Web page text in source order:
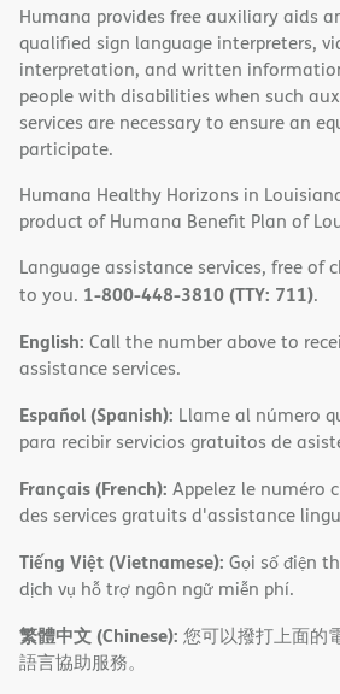
Humana provides free auxiliary aids
qualified sign language interpreters,
interpretation, and written
people with disabilities when such
services are necessary to ensure an
participate.
Humana Healthy Horizons in
product of Humana Benefit Plan of
Language assistance services, free of
to you. 1-800-448-3810 (TTY: 711).
English: Call the number above to
assistance services.
Español (Spanish): Llame al número
para recibir servicios gratuitos de
Français (French): Appelez le numéro
des services gratuits d'assistance
Tiếng Việt (Vietnamese): Gọi số điện
dịch vụ hỗ trợ ngôn ngữ miễn phí.
繁體中文 (Chinese): 您可以撥打上面的
語言協助服務。